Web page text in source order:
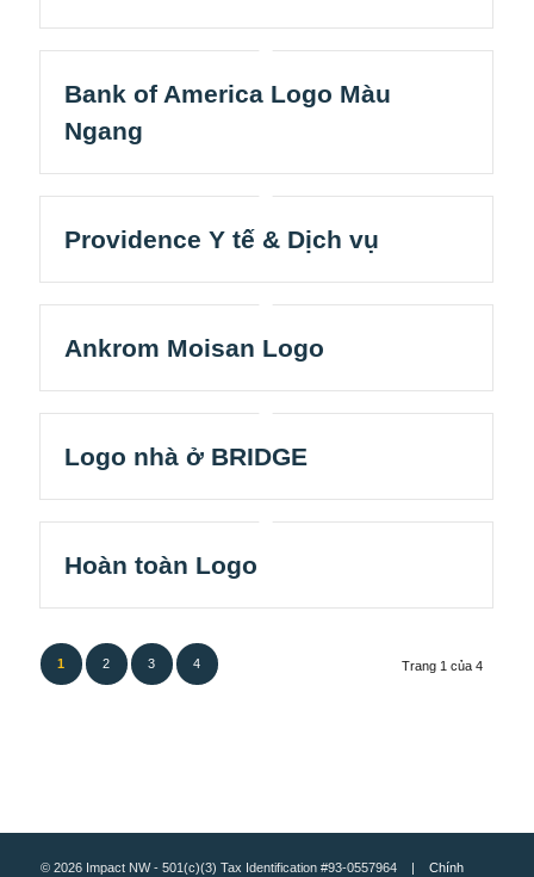
Bank of America Logo Màu
Ngang
Providence Y tế & Dịch vụ
Ankrom Moisan Logo
Logo nhà ở BRIDGE
Hoàn toàn Logo
Trang 1 của 4
1 2 3 4
© 2026 Impact NW - 501(c)(3) Tax Identification #93-0557964 | Chính